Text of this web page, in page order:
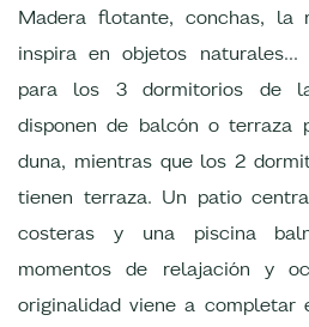
Madera flotante, conchas, la
inspira en objetos
para los 3 dormitorios de
disponen de balcón o terraza
duna, mientras que los 2
tienen terraza. Un patio
costeras y una piscina
momentos de relajación y
originalidad viene a completar